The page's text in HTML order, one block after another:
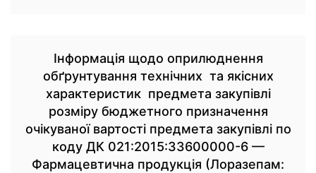
Інформація щодо оприлюднення
обґрунтування технічних та якісних
характеристик предмета закупівлі
розміру бюджетного призначення
очікуваної вартості предмета закупівлі по
коду ДК 021:2015:33600000-6 —
Фармацевтична продукція (Лоразепам: